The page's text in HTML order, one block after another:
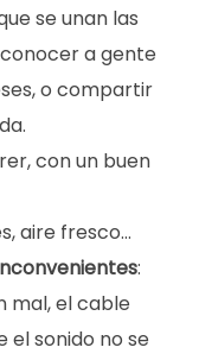
se unan las
a gente
o compartir
con un buen
aire fresco…
:
mal, el cable
el sonido no se